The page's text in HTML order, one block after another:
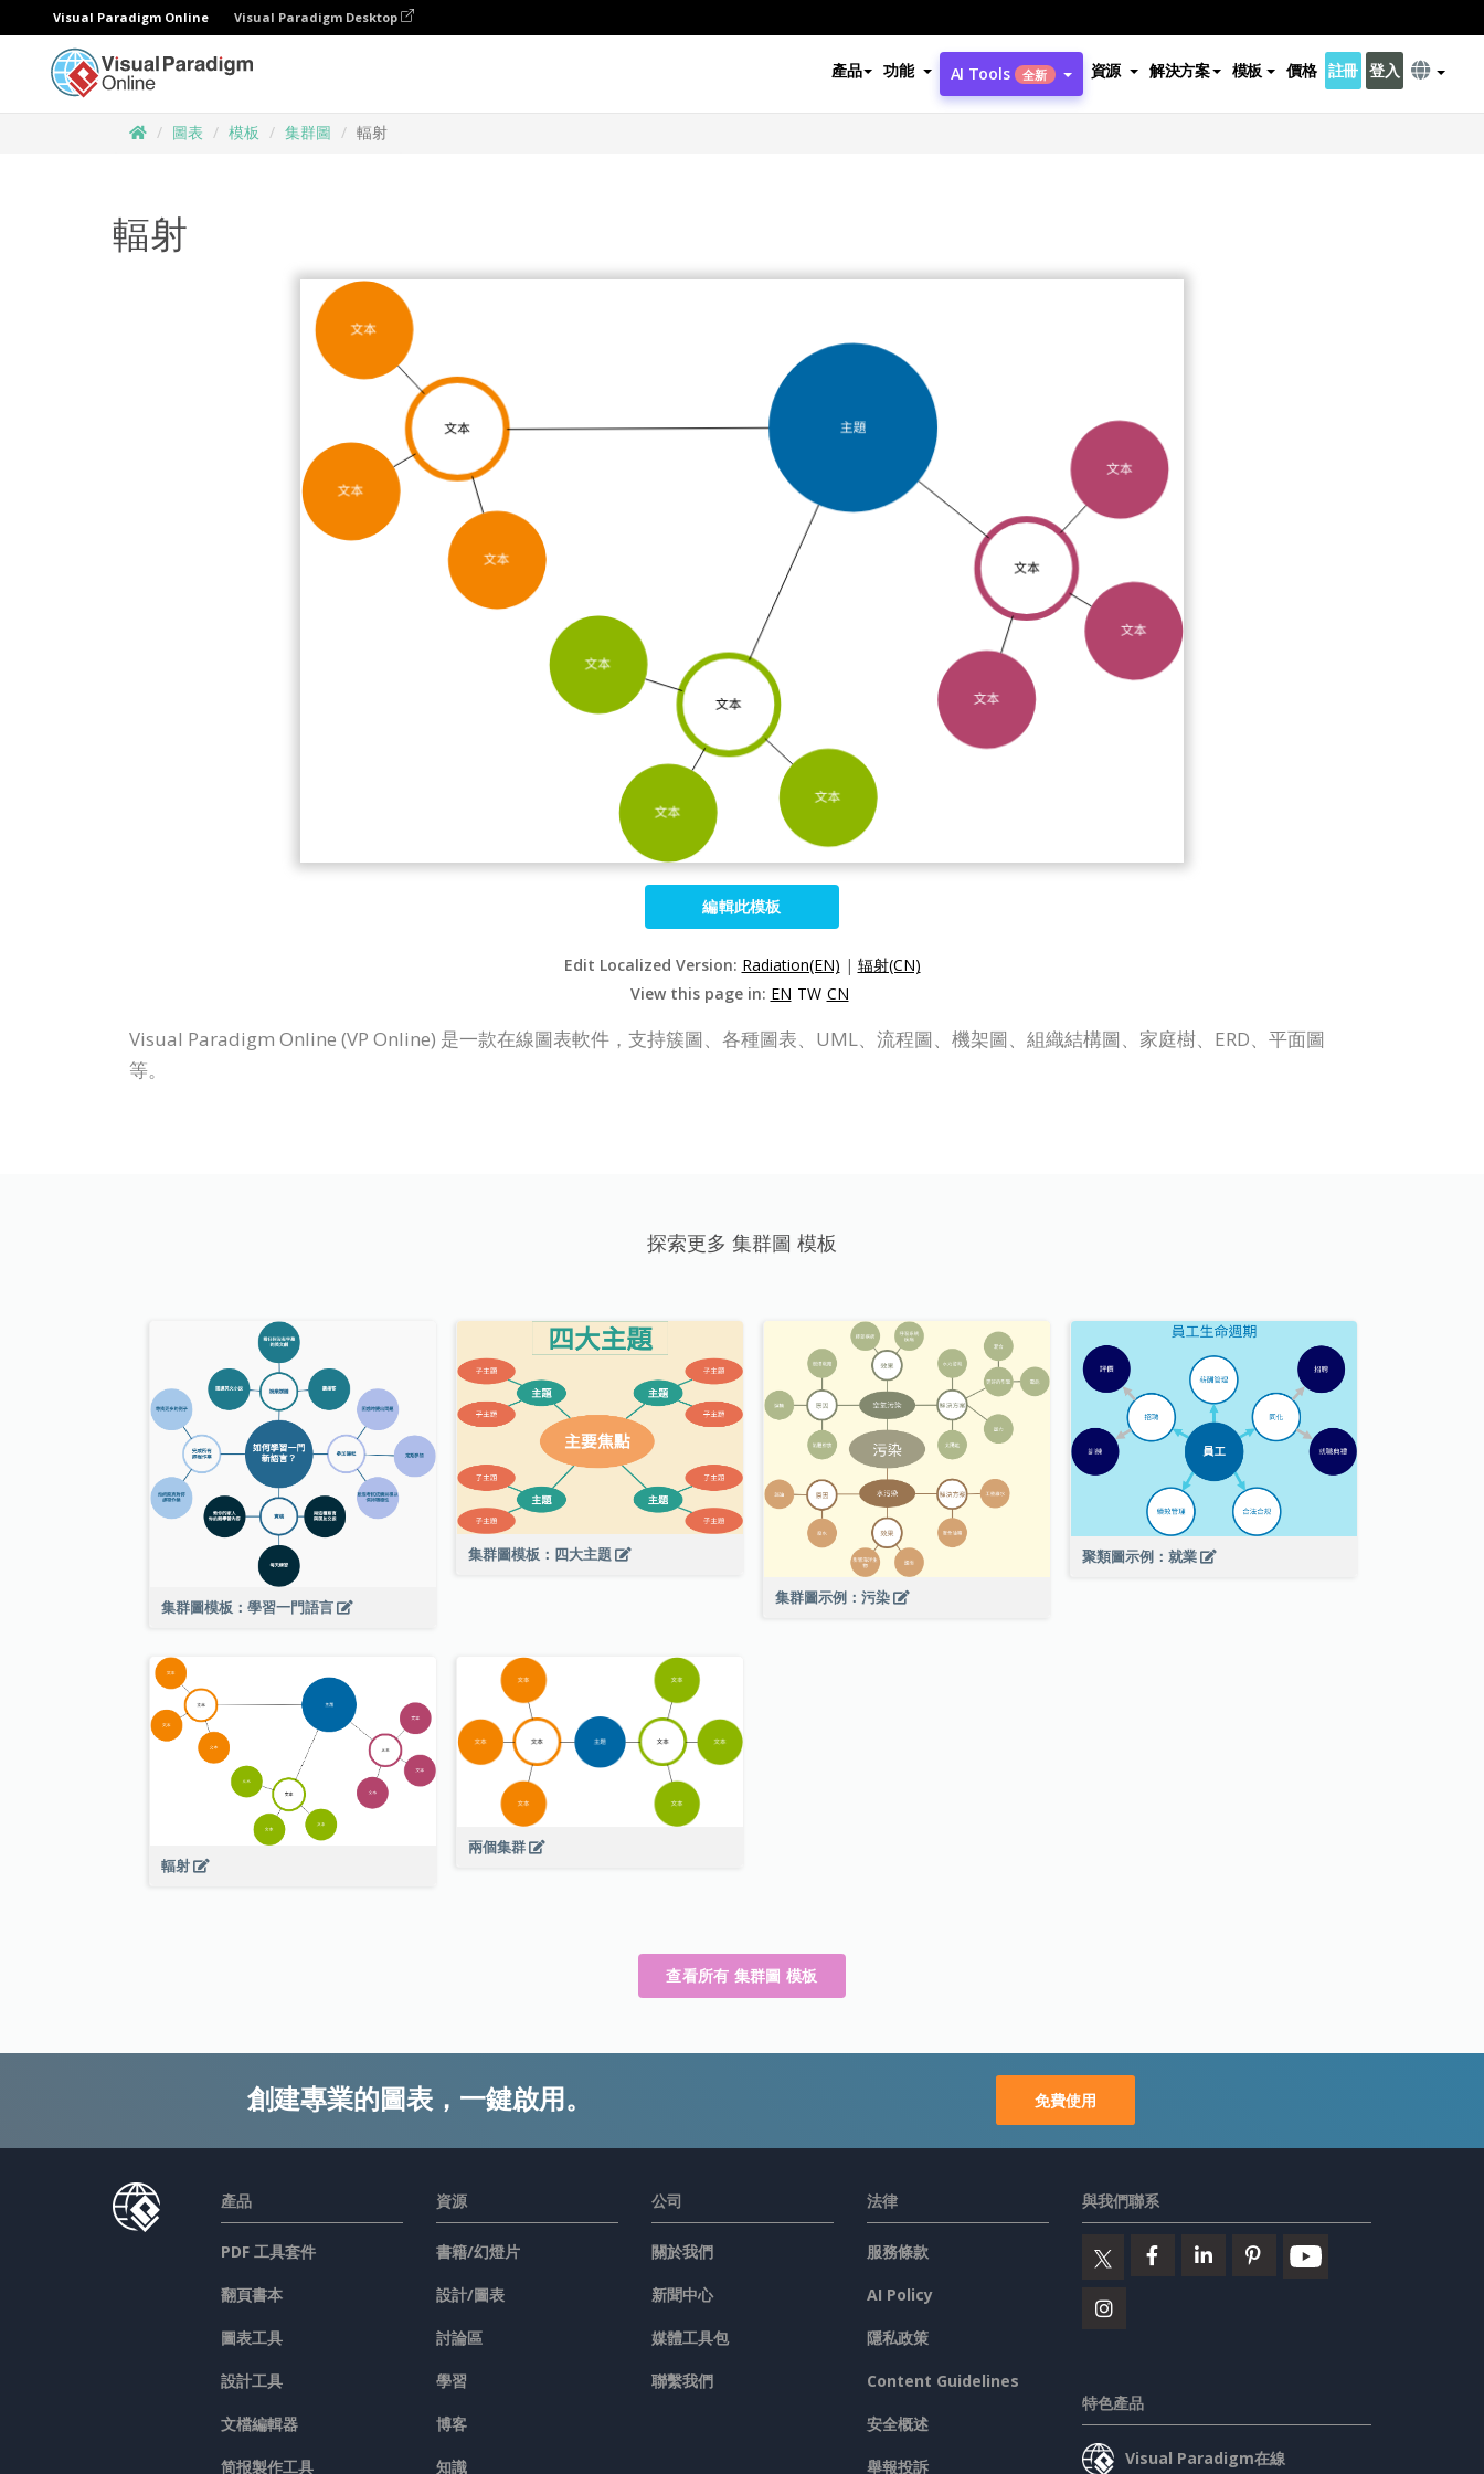
Visual Paradigm Online Visual Paradigm Desktop
產品 功能 AI Tools 全新 資源 解決方案 模板 價格 註冊 登入
圖表 模板 集群圖 輻射
輻射
編輯此模板
Edit Localized Version: Radiation(EN) | 辐射(CN)
View this page in: EN TW CN
Visual Paradigm Online (VP Online) 是一款在線圖表軟件，支持簇圖、各種圖表、UML、流程圖、機架圖、組織結構圖、家庭樹、ERD、平面圖
等。
探索更多 集群圖 模板
集群圖模板：學習一門語言
集群圖模板：四大主題
集群圖示例：污染
聚類圖示例：就業
輻射
兩個集群
查看所有 集群圖 模板
創建專業的圖表，一鍵啟用。 免費使用
產品
PDF 工具套件
翻頁書本
圖表工具
設計工具
文檔編輯器
简报製作工具
資源
書籍/幻燈片
設計/圖表
討論區
學習
博客
知識
公司
關於我們
新聞中心
媒體工具包
聯繫我們
法律
服務條款
AI Policy
隱私政策
Content Guidelines
安全概述
舉報投訴
與我們聯系
特色產品
Visual Paradigm在線